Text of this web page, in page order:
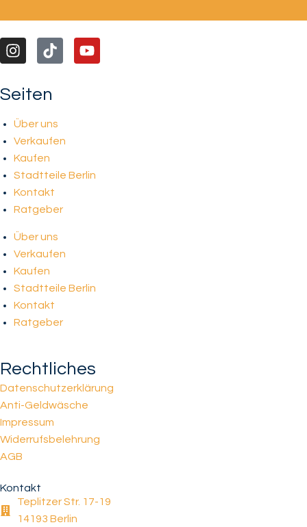
Seiten
Über uns
Verkaufen
Kaufen
Stadtteile Berlin
Kontakt
Ratgeber
Über uns
Verkaufen
Kaufen
Stadtteile Berlin
Kontakt
Ratgeber
Rechtliches
Datenschutzerklärung
Anti-Geldwäsche
Impressum
Widerrufsbelehrung
AGB
Kontakt
Teplitzer Str. 17-19
14193 Berlin